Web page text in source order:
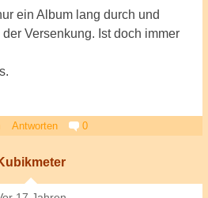
ein Album lang durch und
Versenkung. Ist doch immer
Antworten 0